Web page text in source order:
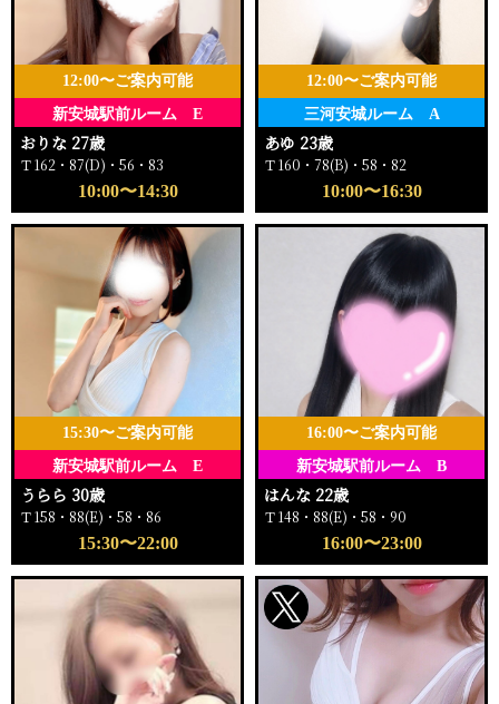
新安城駅前ルーム E
12:00〜ご案内可能
おりな 27歳
Ｔ162・87(D)・56・83
10:00〜14:30
三河安城ルーム A
12:00〜ご案内可能
あゆ 23歳
Ｔ160・78(B)・58・82
10:00〜16:30
新安城駅前ルーム E
15:30〜ご案内可能
うらら 30歳
Ｔ158・88(E)・58・86
15:30〜22:00
新安城駅前ルーム B
16:00〜ご案内可能
はんな 22歳
Ｔ148・88(E)・58・90
16:00〜23:00